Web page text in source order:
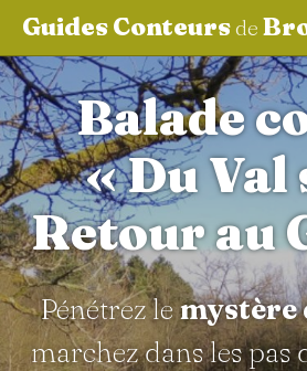
aller au contenu
Guides Conteursde
Balade
« Du Val
Retour au
Pénétrez lemystère
marchez dans les pas